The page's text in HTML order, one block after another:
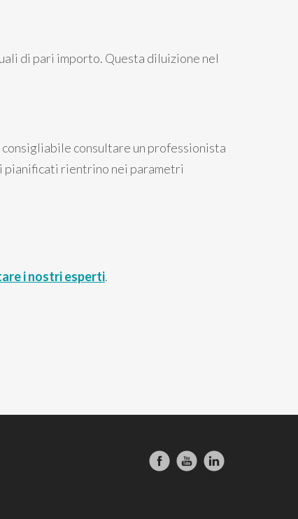
di pari importo. Questa diluizione nel
consultare un professionista
pianificati rientrino nei parametri
i nostri esperti.